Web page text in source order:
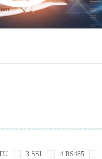
3:SSI 4:RS485